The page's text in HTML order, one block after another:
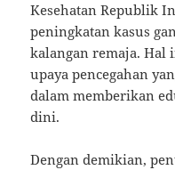
Kesehatan Republik
peningkatan kasus
kalangan remaja.
upaya pencegahan
dalam memberikan
dini.
Dengan demikian,